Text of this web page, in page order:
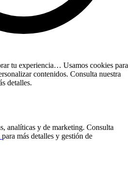
tu experiencia… Usamos cookies para
contenidos. Consulta nuestra
detalles.
analíticas y de marketing. Consulta
para más detalles y gestión de